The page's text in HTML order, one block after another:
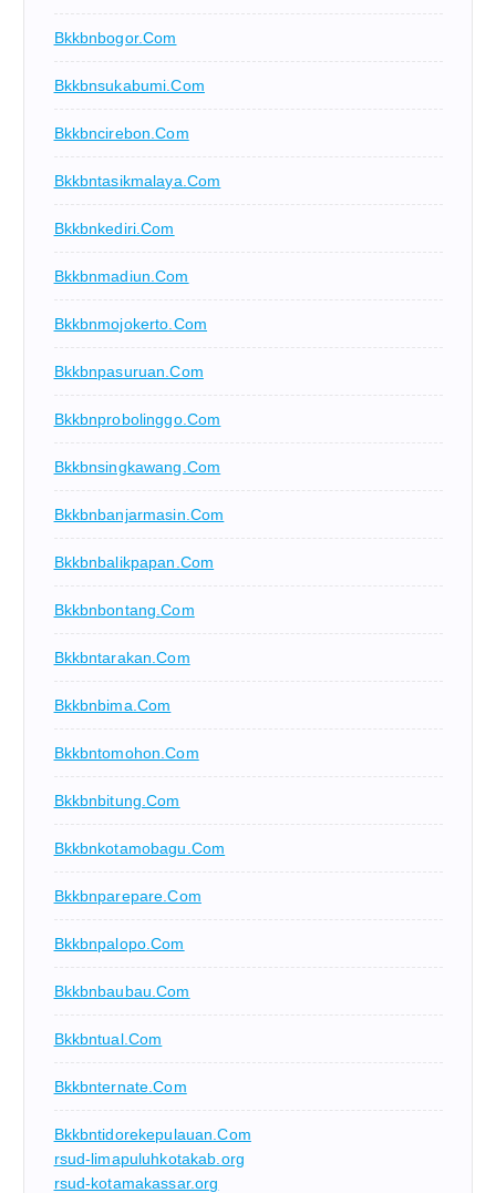
Bkkbnbogor.com
Bkkbnsukabumi.com
Bkkbncirebon.com
Bkkbntasikmalaya.com
Bkkbnkediri.com
Bkkbnmadiun.com
Bkkbnmojokerto.com
Bkkbnpasuruan.com
Bkkbnprobolinggo.com
Bkkbnsingkawang.com
Bkkbnbanjarmasin.com
Bkkbnbalikpapan.com
Bkkbnbontang.com
Bkkbntarakan.com
Bkkbnbima.com
Bkkbntomohon.com
Bkkbnbitung.com
Bkkbnkotamobagu.com
Bkkbnparepare.com
Bkkbnpalopo.com
Bkkbnbaubau.com
Bkkbntual.com
Bkkbnternate.com
Bkkbntidorekepulauan.com
rsud-limapuluhkotakab.org
rsud-kotamakassar.org